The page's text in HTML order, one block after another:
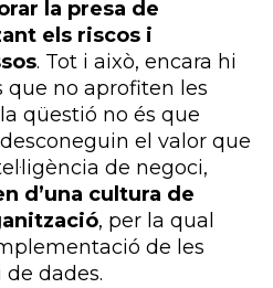
la presa de
els riscos i
. Tot i això, encara hi
que no aprofiten les
qüestió no és que
el valor que
de negoci,
d’una cultura de
, per la qual
de les
de dades.